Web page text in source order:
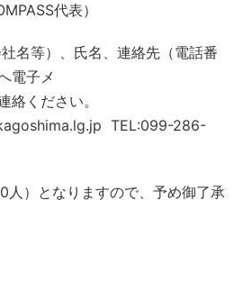
代表）
名等）、氏名、連絡先（電話番
電子メ
絡ください。
TEL:099-286-
人）となりますので、予め御了承